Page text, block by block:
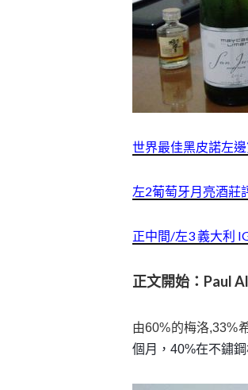
世界最佳黑皮諾左
左2葡萄牙月亮酒莊
正中間/左3 義大利
正文開始：Paul
由60%的梅洛,33%
個月，40%在不鏽鋼